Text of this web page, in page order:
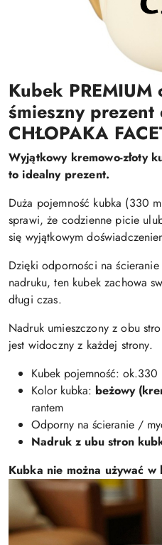
Kubek
śmieszny prezent
CHŁOPAKA
Wyjątkowy kremowo-złoty
to idealny prezent.
Duża pojemność kubka (330
sprawi, że codzienne picie
się wyjątkowym
Dzięki odporności na
nadruku, ten kubek zachowa
długi czas.
Nadruk umieszczony z obu
jest widoczny z każdej strony.
Kubek pojemność: ok.330
Kolor kubka: beżowy
rantem
Odporny na ścieranie /
Nadruk z ubu stron
Kubka nie można używać